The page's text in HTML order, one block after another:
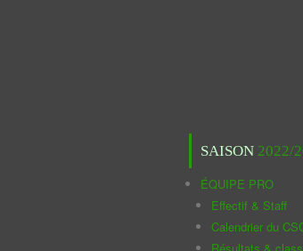
SAISON 2022/
ÉQUIPE PRO
Effectif & Staff
Calendrier du